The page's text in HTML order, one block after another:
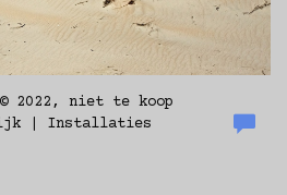
2022, niet te koop
| Installaties